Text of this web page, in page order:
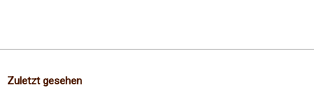
Zuletzt gesehen